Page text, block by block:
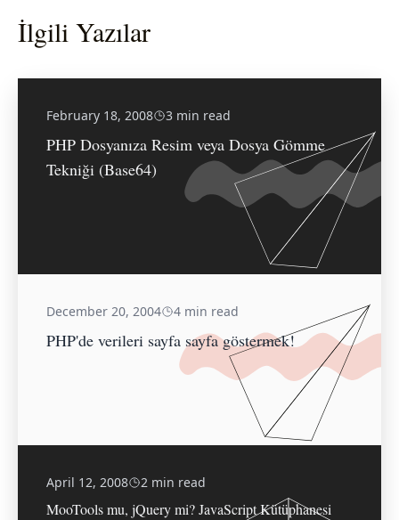
İlgili Yazılar
February 18, 2008 3 min read
PHP Dosyanıza Resim veya Dosya Gömme
Tekniği (Base64)
December 20, 2004 4 min read
PHP'de verileri sayfa sayfa göstermek!
April 12, 2008 2 min read
MooTools mu, jQuery mi? JavaScript Kütüphanesi